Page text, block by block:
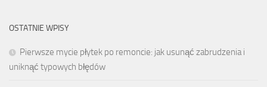
OSTATNIE WPISY
Pierwsze mycie płytek po remoncie: jak usunąć zabrudzenia i
uniknąć typowych błędów